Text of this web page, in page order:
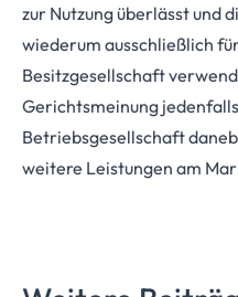
zur Nutzung überlässt und
wiederum ausschließlich
Besitzgesellschaft
Gerichtsmeinung
Betriebsgesellschaft
weitere Leistungen am